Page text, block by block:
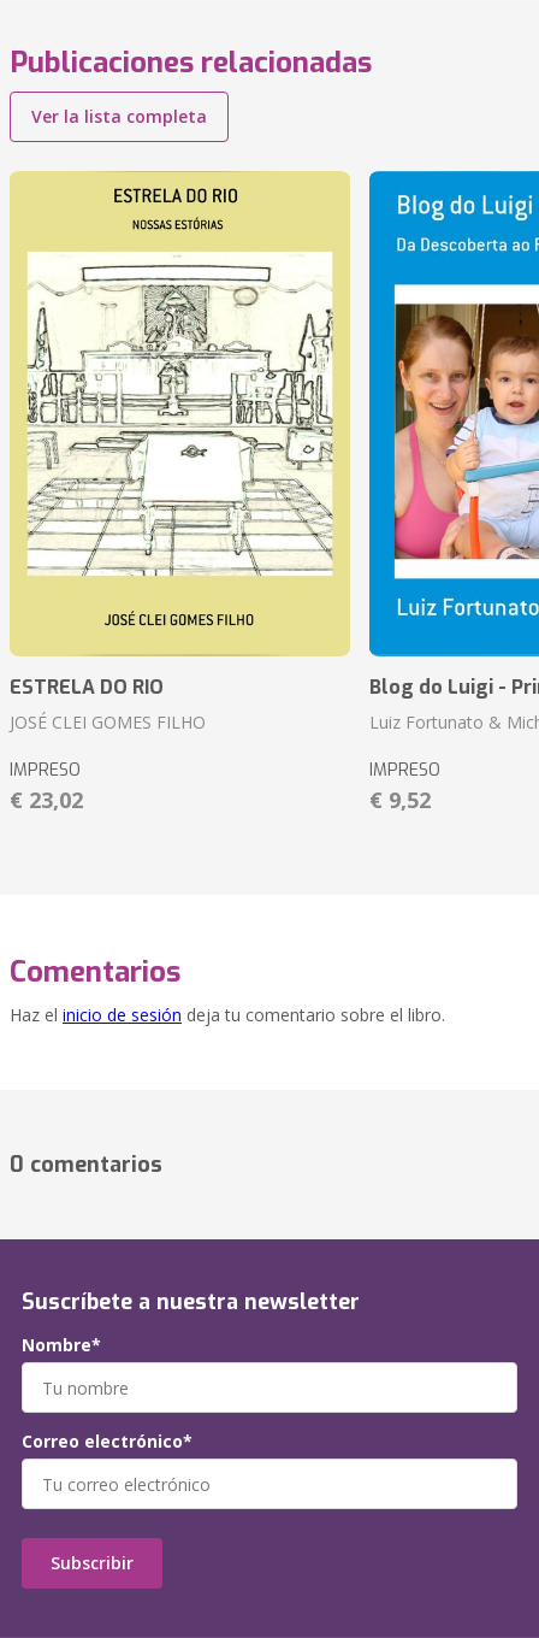
Publicaciones relacionadas
Ver la lista completa
ESTRELA DO RIO
JOSÉ CLEI GOMES FILHO
IMPRESO
€ 23,02
Blog do Luigi -
Luiz Fortunato &
IMPRESO
€ 9,52
Comentarios
Haz el inicio de sesión deja tu comentario sobre el libro.
0 comentarios
Suscríbete a nuestra newsletter
Nombre*
Correo electrónico*
Subscribir